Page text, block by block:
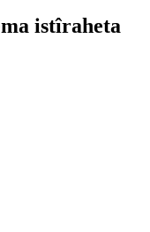
istîraheta